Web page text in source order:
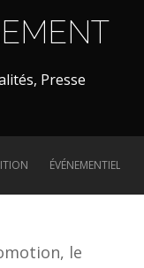
, Presse
ÉVÉNEMENTIEL
le